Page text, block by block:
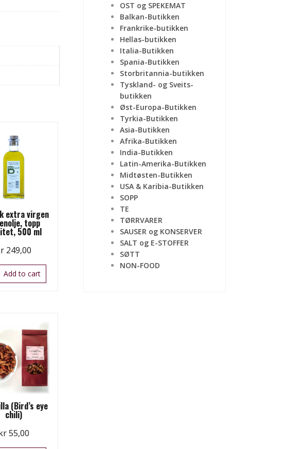
extra virgen
topp
500 ml
249,00
Add to cart
(Bird’s eye
chili)
55,00
OST og SPEKEMAT
Balkan-Butikken
Frankrike-butikken
Hellas-butikken
Italia-Butikken
Spania-Butikken
Storbritannia-butikken
Tyskland- og Sveits-
butikken
Øst-Europa-Butikken
Tyrkia-Butikken
Asia-Butikken
Afrika-Butikken
India-Butikken
Latin-Amerika-Butikken
Midtøsten-Butikken
USA & Karibia-Butikken
SOPP
TE
TØRRVARER
SAUSER og KONSERVER
SALT og E-STOFFER
SØTT
NON-FOOD